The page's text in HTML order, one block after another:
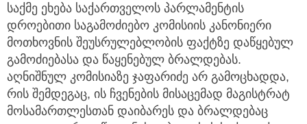
საქმე ეხება საქართველოს პარლამენტის
დროებითი საგამოძიებო კომისიის კანონიერი
მოთხოვნის შეუსრულებლობის ფაქტზე დაწყებულ
გამოძიებასა და წაყენებულ ბრალდებას.
აღნიშნულ კომისიაზე ჯაფარიძე არ გამოცხადდა,
რის შემდეგაც, ის ჩვენების მისაცემად მაგისტრატ
მოსამართლესთან დაიბარეს და ბრალდებაც